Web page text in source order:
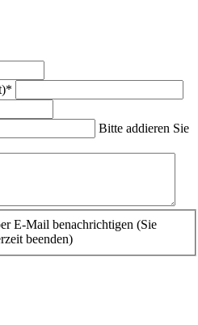
*
Bitte addieren Sie
E-Mail benachrichtigen (Sie
beenden)